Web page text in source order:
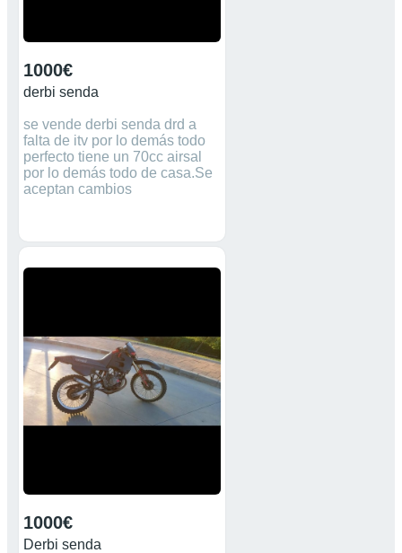
1000€
derbi senda
se vende derbi senda drd a
falta de itv por lo demás todo
perfecto tiene un 70cc airsal
por lo demás todo de casa.Se
aceptan cambios
1000€
Derbi senda